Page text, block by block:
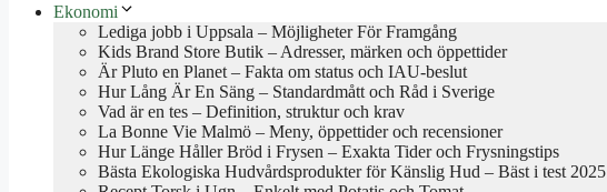
Ekonomi
Lediga jobb i Uppsala – Möjligheter För Framgång
Kids Brand Store Butik – Adresser, märken och öppettider
Är Pluto en Planet – Fakta om status och IAU-beslut
Hur Lång Är En Säng – Standardmått och Råd i Sverige
Vad är en tes – Definition, struktur och krav
La Bonne Vie Malmö – Meny, öppettider och recensioner
Hur Länge Håller Bröd i Frysen – Exakta Tider och Frysningstips
Bästa Ekologiska Hudvårdsprodukter för Känslig Hud – Bäst i test 2025